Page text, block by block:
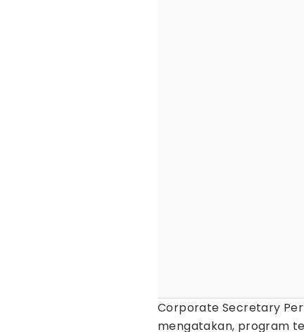
Corporate Secretary
mengatakan, program